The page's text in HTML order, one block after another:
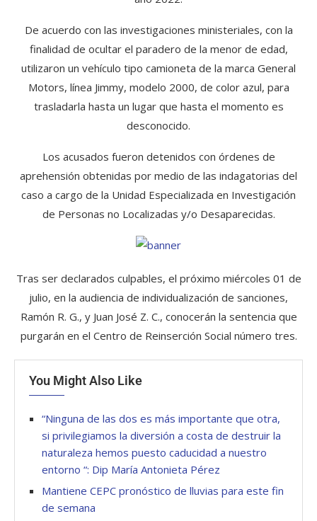
De acuerdo con las investigaciones ministeriales, con la
finalidad de ocultar el paradero de la menor de edad,
utilizaron un vehículo tipo camioneta de la marca General
Motors, línea Jimmy, modelo 2000, de color azul, para
trasladarla hasta un lugar que hasta el momento es
desconocido.
Los acusados fueron detenidos con órdenes de
aprehensión obtenidas por medio de las indagatorias del
caso a cargo de la Unidad Especializada en Investigación
de Personas no Localizadas y/o Desaparecidas.
Tras ser declarados culpables, el próximo miércoles 01 de
julio, en la audiencia de individualización de sanciones,
Ramón R. G., y Juan José Z. C., conocerán la sentencia que
purgarán en el Centro de Reinserción Social número tres.
You Might Also Like
“Ninguna de las dos es más importante que otra,
si privilegiamos la diversión a costa de destruir la
naturaleza hemos puesto caducidad a nuestro
entorno “: Dip María Antonieta Pérez
Mantiene CEPC pronóstico de lluvias para este fin
de semana